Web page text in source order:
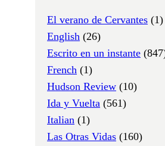
El verano de Cervantes (1)
English (26)
Escrito en un instante
French (1)
Hudson Review (10)
Ida y Vuelta (561)
Italian (1)
Las Otras Vidas (160)